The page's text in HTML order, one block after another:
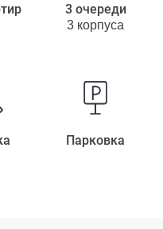
3 очереди
3 корпуса
Парковка